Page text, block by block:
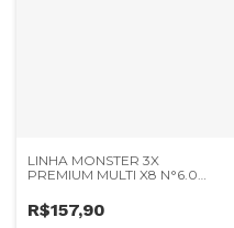
LINHA MONSTER 3X
PREMIUM MULTI X8 N°6.0
R$157,90